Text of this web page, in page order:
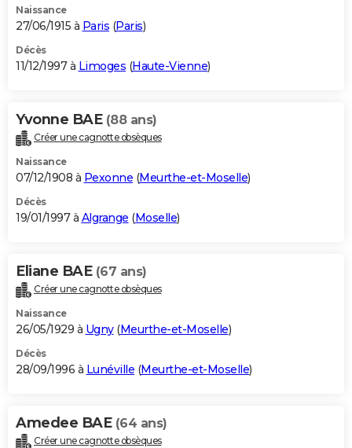
Naissance
27/06/1915 à Paris (Paris)
Décès
11/12/1997 à Limoges (Haute-Vienne)
Yvonne BAE (88 ans)
Créer une cagnotte obsèques
Naissance
07/12/1908 à Pexonne (Meurthe-et-Moselle)
Décès
19/01/1997 à Algrange (Moselle)
Eliane BAE (67 ans)
Créer une cagnotte obsèques
Naissance
26/05/1929 à Ugny(Meurthe-et-Moselle)
Décès
28/09/1996 à Lunéville (Meurthe-et-Moselle)
Amedee BAE (64 ans)
Créer une cagnotte obsèques